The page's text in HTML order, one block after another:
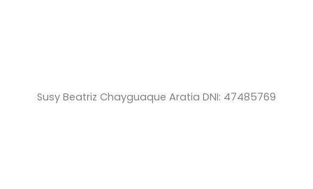
Susy Beatriz Chayguaque Aratia DNI: 47485769